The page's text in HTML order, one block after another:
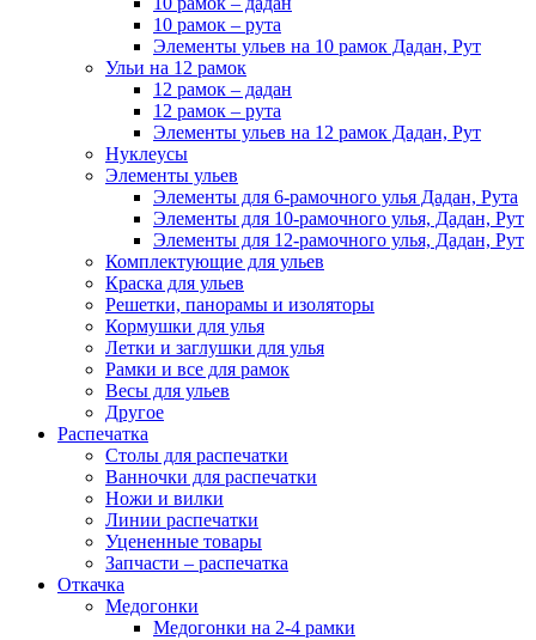
10 рамок – рута
Элементы ульев на 10 рамок Дадан, Рут
Ульи на 12 рамок
12 рамок – дадан
12 рамок – рута
Элементы ульев на 12 рамок Дадан, Рут
Нуклеусы
Элементы ульев
Элементы для 6-рамочного улья Дадан, Рута
Элементы для 10-рамочного улья, Дадан, Рут
Элементы для 12-рамочного улья, Дадан, Рут
Комплектующие для ульев
Краска для ульев
Решетки, панорамы и изоляторы
Кормушки для улья
Летки и заглушки для улья
Рамки и все для рамок
Весы для ульев
Другое
Распечатка
Столы для распечатки
Ванночки для распечатки
Ножи и вилки
Линии распечатки
Уцененные товары
Запчасти – распечатка
Откачка
Медогонки
Медогонки на 2-4 рамки